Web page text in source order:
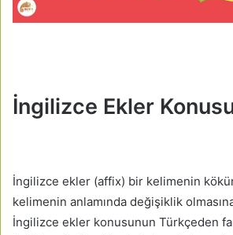
İngilizce Ekler
İngilizce ekler (affix) bir kelimenin
kelimenin anlamında değişiklik
İngilizce ekler konusunun Türkçeden